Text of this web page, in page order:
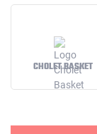
CHOLET BASKET